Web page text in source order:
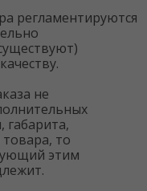
регламентируются
не
габарита,
то
этим